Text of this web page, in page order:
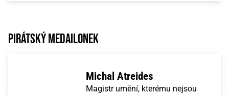
Pirátský medailonek
Michal Atreides
Magistr umění, kterému nejsou